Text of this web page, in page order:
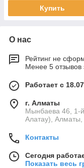
Купить
О нас
Рейтинг не
Менее 5 отзывов
Работает с
г. Алматы
Мынбаева 46, 1-й
Алатау), Алматы,
Контакты
Сегодня
Показать весь